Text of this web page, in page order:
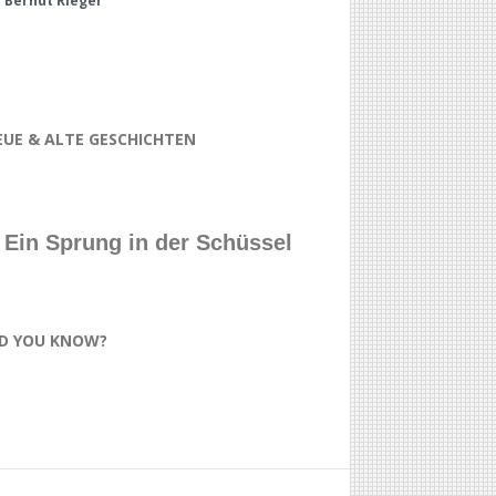
& ALTE GESCHICHTEN
Ein Sprung in der Schüssel
YOU KNOW?